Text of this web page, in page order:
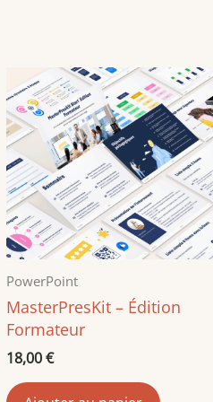
PowerPoint
MasterPresKit – Édition
Formateur
18,00€